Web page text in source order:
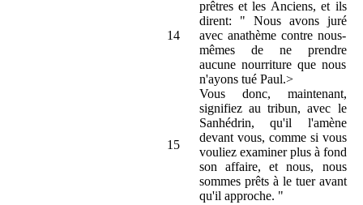
14
prêtres et les Anciens, et ils
dirent: " Nous avons juré
avec anathème contre nous-
mêmes de ne prendre
aucune nourriture que nous
n'ayons tué Paul.>
15
Vous donc, maintenant,
signifiez au tribun, avec le
Sanhédrin, qu'il l'amène
devant vous, comme si vous
vouliez examiner plus à fond
son affaire, et nous, nous
sommes prêts à le tuer avant
qu'il approche. "